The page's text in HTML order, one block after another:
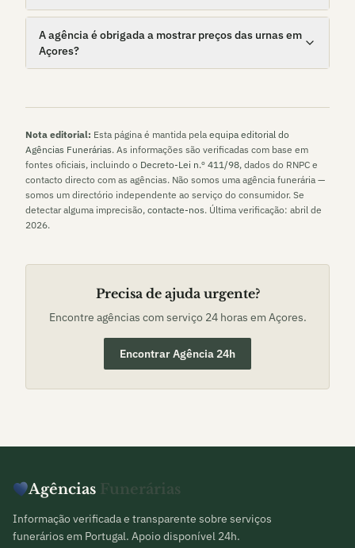
A agência é obrigada a mostrar preços das urnas em
Açores?
Nota editorial: Esta página é mantida pela equipa editorial do
Agências Funerárias. As informações são verificadas com base em
fontes oficiais, incluindo o Decreto-Lei n.º 411/98, dados do RNPC e
contacto directo com as agências. Não somos uma agência funerária —
somos um directório independente ao serviço do consumidor. Se
detectar alguma imprecisão, contacte-nos. Última verificação: abril de
2026.
Precisa de ajuda urgente?
Encontre agências com serviço 24 horas em Açores.
Encontrar Agência 24h
Agências Funerárias
Informação verificada e transparente sobre serviços
funerários em Portugal. Apoio disponível 24h.